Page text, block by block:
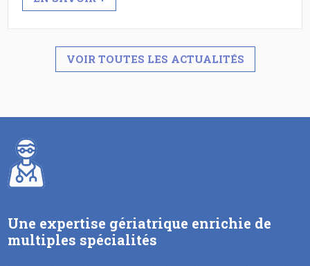
VOIR TOUTES LES ACTUALITÉS
Une expertise gériatrique enrichie de
multiples spécialités